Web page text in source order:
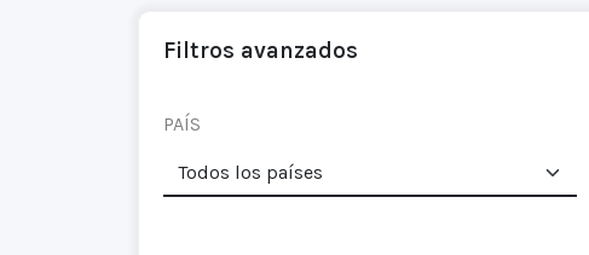
Filtros avanzados
PAÍS